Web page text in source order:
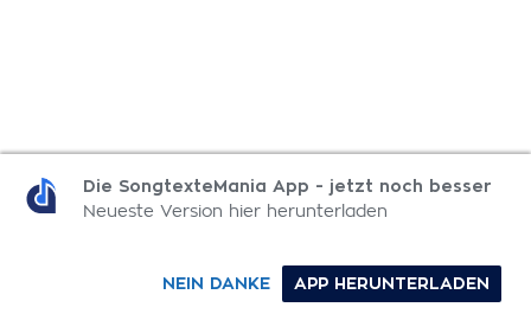
Die SongtexteMania App - jetzt noch besser
Neueste Version hier herunterladen
APP HERUNTERLADEN
NEIN DANKE